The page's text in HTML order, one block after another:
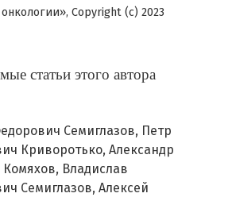
Copyright (c) 2023
статьи этого автора
Семиглазов, Петр
Криворотько, Александр
Владислав
Семиглазов, Алексей